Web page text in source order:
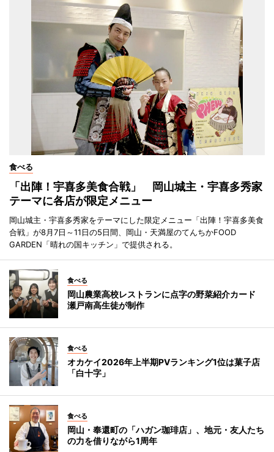
食べる
「出陣！宇喜多美食合戦」 岡山城主・宇喜多秀家
テーマに各店が限定メニュー
岡山城主・宇喜多秀家をテーマにした限定メニュー「出陣！宇喜多美食
合戦」が8月7日～11日の5日間、岡山・天満屋のてんちかFOOD
GARDEN「晴れの国キッチン」で提供される。
食べる
岡山農業高校レストランに点字の野菜紹介カード
瀬戸南高生徒が制作
食べる
オカケイ2026年上半期PVランキング1位は菓子店
「白十字」
食べる
岡山・奉還町の「ハガン珈琲店」、地元・友人たち
の力を借りながら1周年